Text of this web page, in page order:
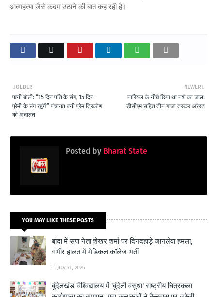
आत्महत्या जैसे कदम उठाने की बात कह रही है।
NEWER
नारियल के नीचे छिपा था नशे का जाल!
डीसीएम सहित तीन गांजा तस्कर अरेस्ट
OLDER
पत्नी बोली: “15 दिन पति के संग, 15 दिन
प्रेमी के संग रहूंगी” पंचायत बनी प्रेम त्रिकोण
की अदालत
Posted by Bharat State
YOU MAY LIKE THESE POSTS
बांदा में सपा नेता शेखर शर्मा पर दिनदहाड़े जानलेवा हमला,
गंभीर हालत में मेडिकल कॉलेज भर्ती
July 31, 2026
बुंदेलखंड विश्विद्यालय में 'बुंदेली वसुधा' राष्ट्रीय चित्रकला